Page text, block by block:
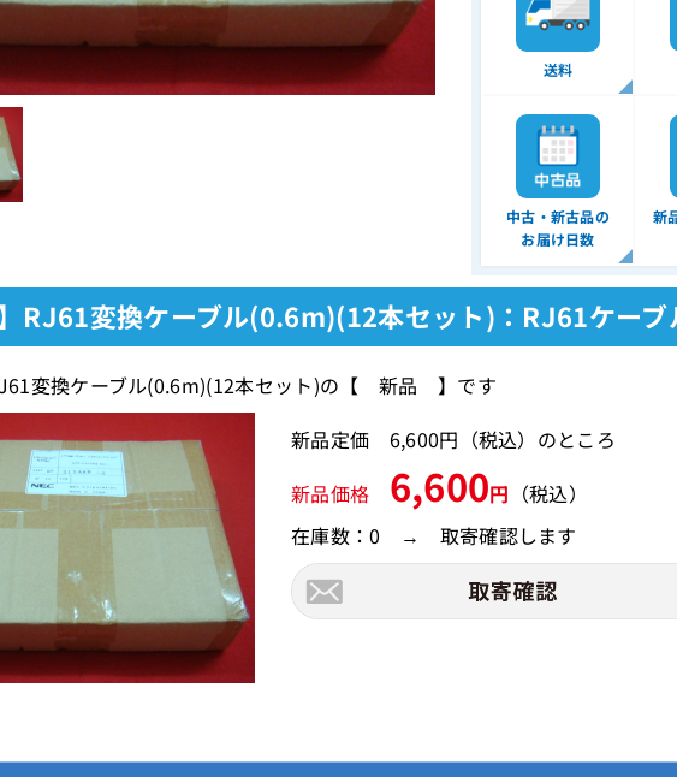
送料
中古・新古品の
お届け日数
新
】RJ61変換ケーブル(0.6m)(12本セット)：RJ61ケーブ
変換ケーブル(0.6m)(12本セット)の【 新品 】です
新品定価 6,600円（税込）のところ
新品価格 6,600円 （税込）
在庫数：0 → 取寄確認します